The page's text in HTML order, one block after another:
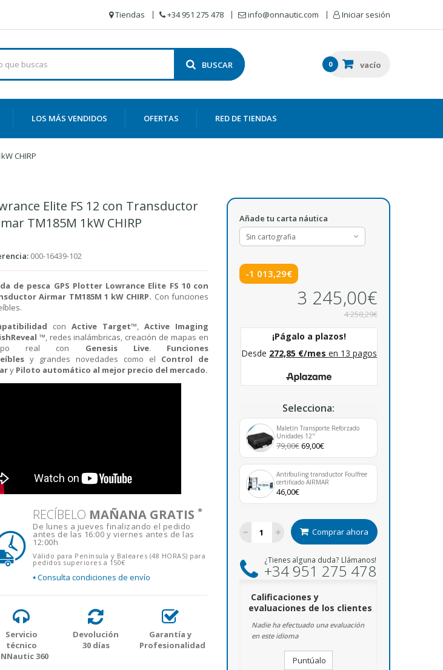
Tiendas +34 951 275 478 info@onnautic.com Iniciar sesión
BUSCAR 0 vacío
LOS MÁS VENDIDOS OFERTAS RED DE TIENDAS
CHIRP
Elite FS 12 con Transductor
TM185M 1kW CHIRP
000-16439-102
de pesca GPS Plotter Lowrance Elite FS 10 con
Airmar TM185M 1 kW CHIRP. Con funciones
con Active Target™, Active Imaging
™, redes inalámbricas, creación de mapas en
real con Genesis Live. Funciones
y grandes novedades como el Control de
y Piloto automático al mejor precio del mercado.
RECÍBELO MAÑANA GRATIS *
De lunes a jueves finalizando el pedido
antes de las 16:00 y viernes antes de las
12:00h
Válido para Península y Baleares (48 HORAS) para
pedidos superiores a 150€
* Consulta condiciones de envío
Servicio
técnico
360
Devolución
30 días
Garantía y
Profesionalidad
Añade tu carta náutica
Sin cartografia
-1 013,29€
3 245,00€
4 258,29€
Selecciona:
Maletín Transporte Reforzado
Unidades 12"
79,00€69,00€
Antifouling transductor Foulfree
certificado AIRMAR
46,00€
Comprar ahora
¿Tienes alguna duda? Llámanos!
+34 951 275 478
Calificaciones y
evaluaciones de los clientes
Nadie ha efectuado una evaluación
en este idioma
Puntúalo